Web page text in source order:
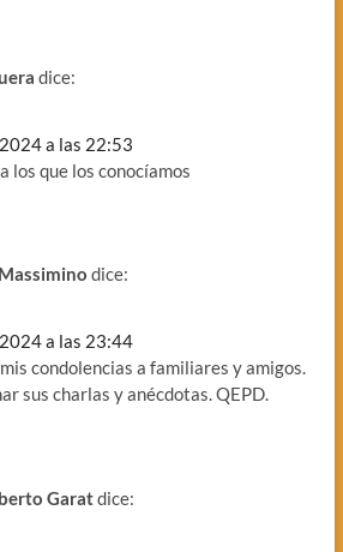
dice:
a las 22:53
los que los conocíamos
dice:
a las 23:44
condolencias a familiares y amigos.
sus charlas y anécdotas. QEPD.
Garatdice: